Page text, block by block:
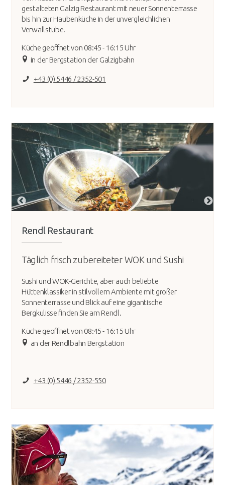
gestalteten Galzig Restaurant mit neuer Sonnenterrasse
bis hin zur Haubenküche in der unvergleichlichen
Verwallstube.
Küche geöffnet von 08:45 - 16:15 Uhr
in der Bergstation der Galzigbahn
+43 (0) 5446 / 2352-501
Rendl Restaurant
Täglich frisch zubereiteter WOK und Sushi
Sushi und WOK-Gerichte, aber auch beliebte
Hüttenklassiker in stilvollem Ambiente mit großer
Sonnenterrasse und Blick auf eine gigantische
Bergkulisse finden Sie am Rendl.
Küche geöffnet von 08:45 - 16:15 Uhr
an der Rendlbahn Bergstation
+43 (0) 5446 / 2352-550